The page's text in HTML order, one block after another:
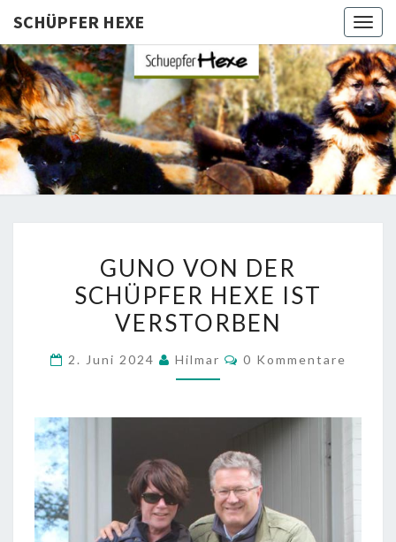
SCHÜPFER HEXE
HEXE
Langhaar
Schäferhunde
Von Den
Schüpfer
Hexen
VON
DER
SCHÜPFER
IST
GUNO VON DER
SCHÜPFER HEXE IST
VERSTORBEN
2. Juni 2024 Hilmar Kommentare
0 Kommentare